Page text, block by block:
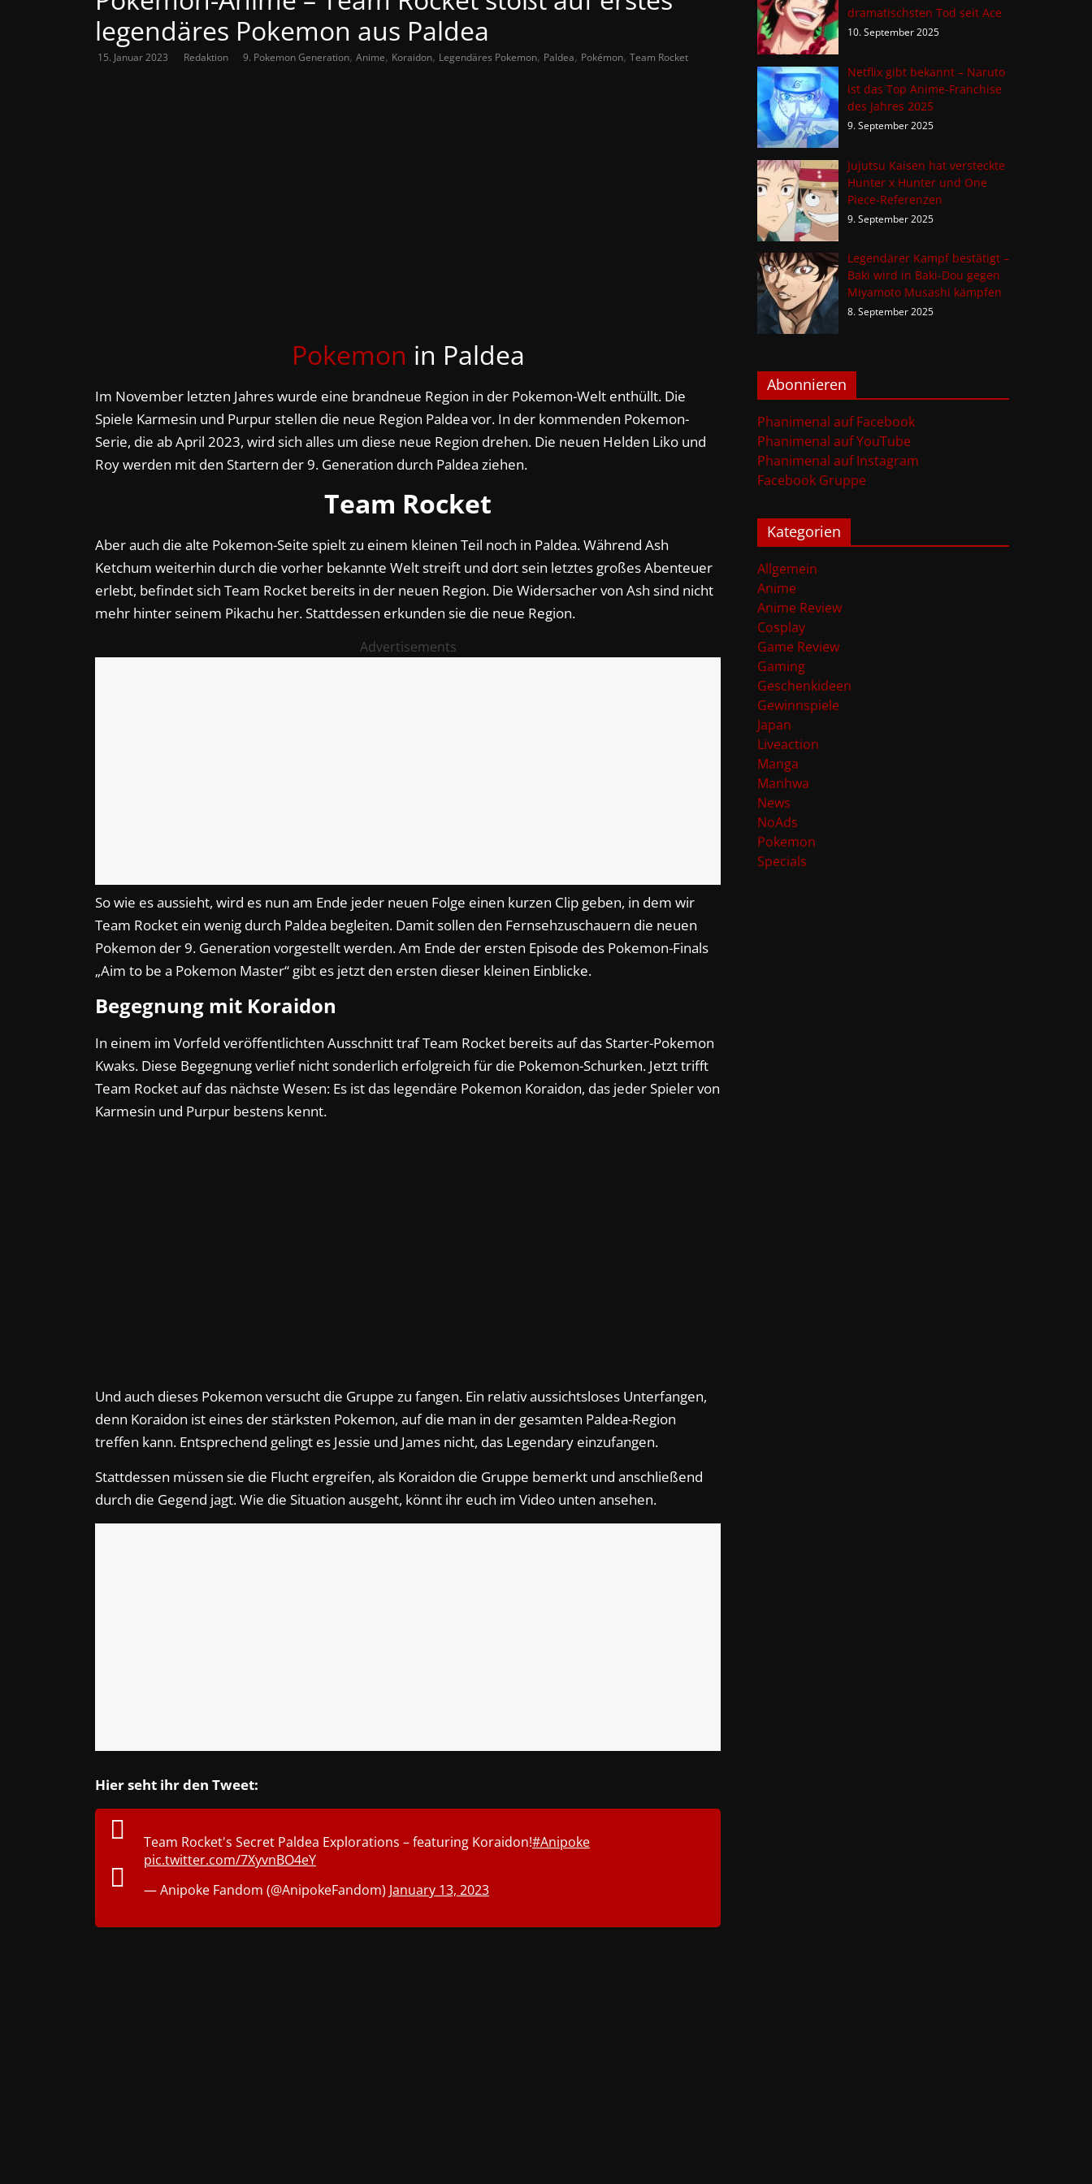
legendäres Pokemon aus Paldea
15. Januar 2023 Redaktion 9. Pokemon Generation, Anime, Koraidon, Legendäres Pokemon, Paldea, Pokémon, Team Rocket
Pokemon in Paldea
Im November letzten Jahres wurde eine brandneue Region in der Pokemon-Welt enthüllt. Die
Spiele Karmesin und Purpur stellen die neue Region Paldea vor. In der kommenden Pokemon-
Serie, die ab April 2023, wird sich alles um diese neue Region drehen. Die neuen Helden Liko und
Roy werden mit den Startern der 9. Generation durch Paldea ziehen.
Team Rocket
Aber auch die alte Pokemon-Seite spielt zu einem kleinen Teil noch in Paldea. Während Ash
Ketchum weiterhin durch die vorher bekannte Welt streift und dort sein letztes großes Abenteuer
erlebt, befindet sich Team Rocket bereits in der neuen Region. Die Widersacher von Ash sind nicht
mehr hinter seinem Pikachu her. Stattdessen erkunden sie die neue Region.
Advertisements
So wie es aussieht, wird es nun am Ende jeder neuen Folge einen kurzen Clip geben, in dem wir
Team Rocket ein wenig durch Paldea begleiten. Damit sollen den Fernsehzuschauern die neuen
Pokemon der 9. Generation vorgestellt werden. Am Ende der ersten Episode des Pokemon-Finals
„Aim to be a Pokemon Master“ gibt es jetzt den ersten dieser kleinen Einblicke.
Begegnung mit Koraidon
In einem im Vorfeld veröffentlichten Ausschnitt traf Team Rocket bereits auf das Starter-Pokemon
Kwaks. Diese Begegnung verlief nicht sonderlich erfolgreich für die Pokemon-Schurken. Jetzt trifft
Team Rocket auf das nächste Wesen: Es ist das legendäre Pokemon Koraidon, das jeder Spieler von
Karmesin und Purpur bestens kennt.
Und auch dieses Pokemon versucht die Gruppe zu fangen. Ein relativ aussichtsloses Unterfangen,
denn Koraidon ist eines der stärksten Pokemon, auf die man in der gesamten Paldea-Region
treffen kann. Entsprechend gelingt es Jessie und James nicht, das Legendary einzufangen.
Stattdessen müssen sie die Flucht ergreifen, als Koraidon die Gruppe bemerkt und anschließend
durch die Gegend jagt. Wie die Situation ausgeht, könnt ihr euch im Video unten ansehen.
Hier seht ihr den Tweet:
Team Rocket's Secret Paldea Explorations – featuring Koraidon!#Anipoke
pic.twitter.com/7XyvnBO4eY
— Anipoke Fandom (@AnipokeFandom) January 13, 2023
dramatischsten Tod seit Ace
10. September 2025
Netflix gibt bekannt – Naruto
ist das Top Anime-Franchise
des Jahres 2025
9. September 2025
Jujutsu Kaisen hat versteckte
Hunter x Hunter und One
Piece-Referenzen
9. September 2025
Legendärer Kampf bestätigt –
Baki wird in Baki-Dou gegen
Miyamoto Musashi kämpfen
8. September 2025
Abonnieren
Phanimenal auf Facebook
Phanimenal auf YouTube
Phanimenal auf Instagram
Facebook Gruppe
Kategorien
Allgemein
Anime
Anime Review
Cosplay
Game Review
Gaming
Geschenkideen
Gewinnspiele
Japan
Liveaction
Manga
Manhwa
News
NoAds
Pokemon
Specials